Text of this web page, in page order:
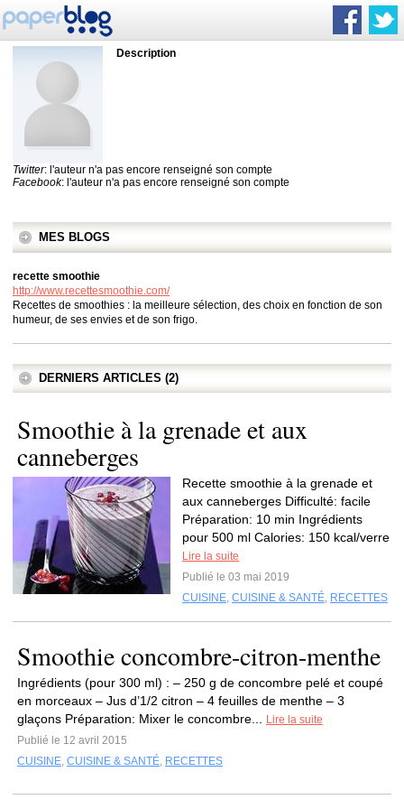
Description
Twitter: l'auteur n'a pas encore renseigné son compte
Facebook: l'auteur n'a pas encore renseigné son compte
MES BLOGS
recette smoothie
http://www.recettesmoothie.com/
Recettes de smoothies : la meilleure sélection, des choix en fonction de son
humeur, de ses envies et de son frigo.
DERNIERS ARTICLES (2)
Smoothie à la grenade et aux
canneberges
Recette smoothie à la grenade et
aux canneberges Difficulté: facile
Préparation: 10 min Ingrédients
pour 500 ml Calories: 150 kcal/verre
Lire la suite
Publié le 03 mai 2019
CUISINE, CUISINE & SANTÉ, RECETTES
Smoothie concombre-citron-menthe
Ingrédients (pour 300 ml) : – 250 g de concombre pelé et coupé
en morceaux – Jus d’1/2 citron – 4 feuilles de menthe – 3
glaçons Préparation: Mixer le concombre...
Lire la suite
Publié le 12 avril 2015
CUISINE, CUISINE & SANTÉ, RECETTES